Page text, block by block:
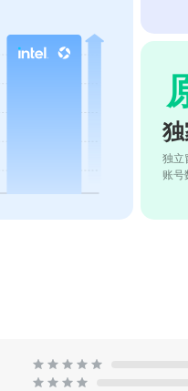
独立
账号